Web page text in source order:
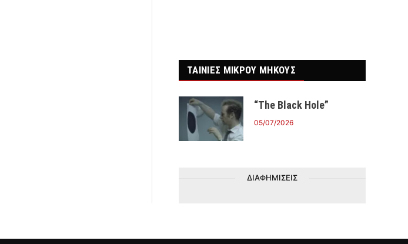
ΤΑΙΝΙΕΣ ΜΙΚΡΟΥ ΜΗΚΟΥΣ
“The Black Hole”
05/07/2026
ΔΙΑΦΗΜΙΣΕΙΣ